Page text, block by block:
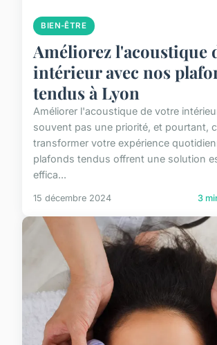
BIEN-ÊTRE
Améliorez l'acoustique
intérieur avec nos
tendus à Lyon
Améliorer l'acoustique de votre
souvent pas une priorité, et pourtant,
transformer votre expérience
plafonds tendus offrent une solution
effica...
15 décembre 2024 3